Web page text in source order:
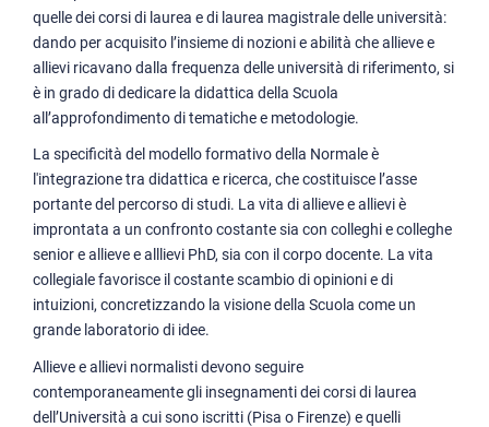
quelle dei corsi di laurea e di laurea magistrale delle università:
dando per acquisito l’insieme di nozioni e abilità che allieve e
allievi ricavano dalla frequenza delle università di riferimento, si
è in grado di dedicare la didattica della Scuola
all’approfondimento di tematiche e metodologie.
La specificità del modello formativo della Normale è
l'integrazione tra didattica e ricerca, che costituisce l’asse
portante del percorso di studi. La vita di allieve e allievi è
improntata a un confronto costante sia con colleghi e colleghe
senior e allieve e alllievi PhD, sia con il corpo docente. La vita
collegiale favorisce il costante scambio di opinioni e di
intuizioni, concretizzando la visione della Scuola come un
grande laboratorio di idee.
Allieve e allievi normalisti devono seguire
contemporaneamente gli insegnamenti dei corsi di laurea
dell’Università a cui sono iscritti (Pisa o Firenze) e quelli